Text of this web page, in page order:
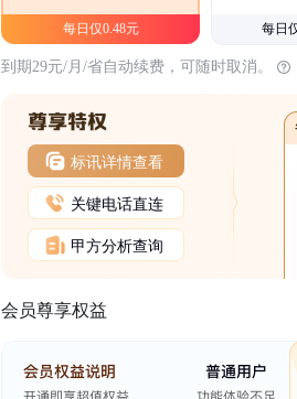
每日仅0.48元 每日
到期29元/月/省自动续费，可随时取消。
标讯详情查看
关键电话直连
甲方分析查询
会员尊享权益